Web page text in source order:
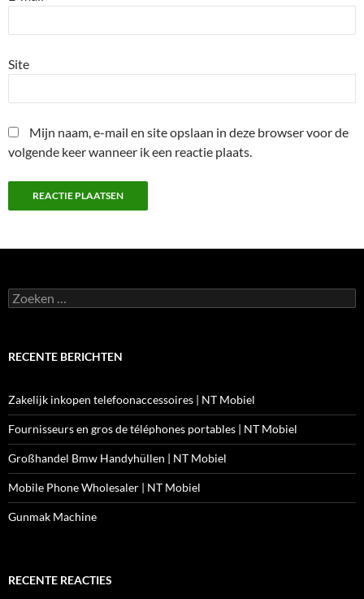
Site
Mijn naam, e-mail en site opslaan in deze browser voor de
volgende keer wanneer ik een reactie plaats.
Zoeken
naar:
RECENTE BERICHTEN
Zakelijk inkopen telefoonaccessoires | NT Mobiel
Fournisseurs en gros de téléphones portables | NT Mobiel
Großhandel Bmw Handyhüllen | NT Mobiel
Mobile Phone Wholesaler | NT Mobiel
Gunmak Machine
RECENTE REACTIES